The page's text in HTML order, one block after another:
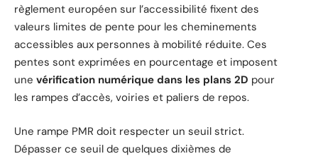
règlement européen sur l’accessibilité fixent des
valeurs limites de pente pour les cheminements
accessibles aux personnes à mobilité réduite. Ces
pentes sont exprimées en pourcentage et imposent
une vérification numérique dans les plans 2D pour
les rampes d’accès, voiries et paliers de repos.
Une rampe PMR doit respecter un seuil strict.
Dépasser ce seuil de quelques dixièmes de